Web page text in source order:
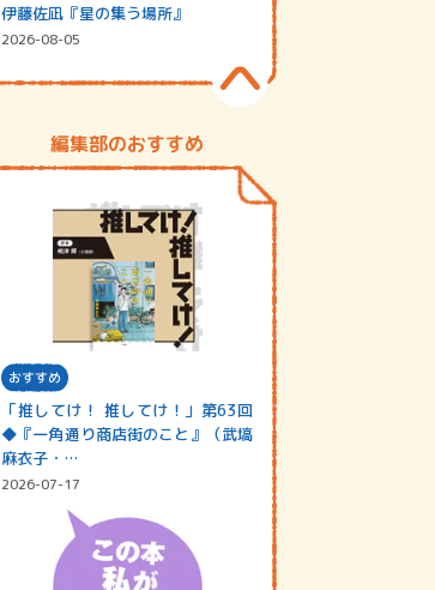
伊藤佐凪『星の集う場所』
2026-08-05
編集部のおすすめ
おすすめ
「推してけ！ 推してけ！」第63回
◆『一角通り商店街のこと』（武塙
麻衣子・…
2026-07-17